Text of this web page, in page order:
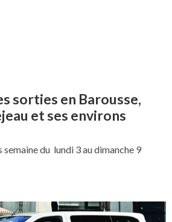
sorties en Barousse,
et ses environs
semaine du lundi 3 au dimanche 9